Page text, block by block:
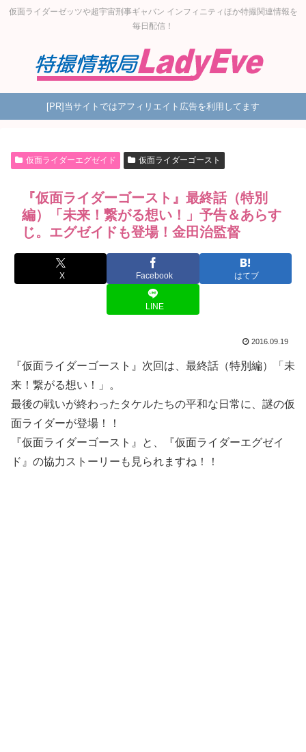
仮面ライダーゼッツや超宇宙刑事ギャバン インフィニティほか特撮関連情報を
毎日配信！
[PR]当サイトではアフィリエイト広告を利用してます
仮面ライダーエグゼイド 仮面ライダーゴースト
『仮面ライダーゴースト』最終話（特別
編）「未来！繋がる想い！」予告＆あらす
じ。エグゼイドも登場！金田治監督
X Facebook はてブ
LINE
2016.09.19
『仮面ライダーゴースト』次回は、最終話（特別編）「未
来！繋がる想い！」。
最後の戦いが終わったタケルたちの平和な日常に、謎の仮
面ライダーが登場！！
『仮面ライダーゴースト』と、『仮面ライダーエグゼイ
ド』の協力ストーリーも見られますね！！